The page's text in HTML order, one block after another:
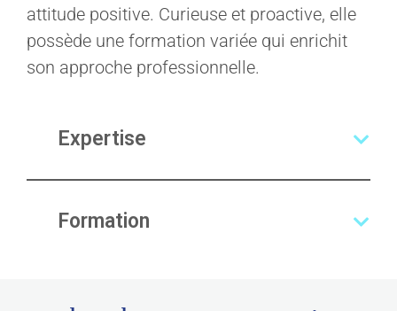
attitude positive. Curieuse et proactive, elle
possède une formation variée qui enrichit
son approche professionnelle.
Expertise
Formation